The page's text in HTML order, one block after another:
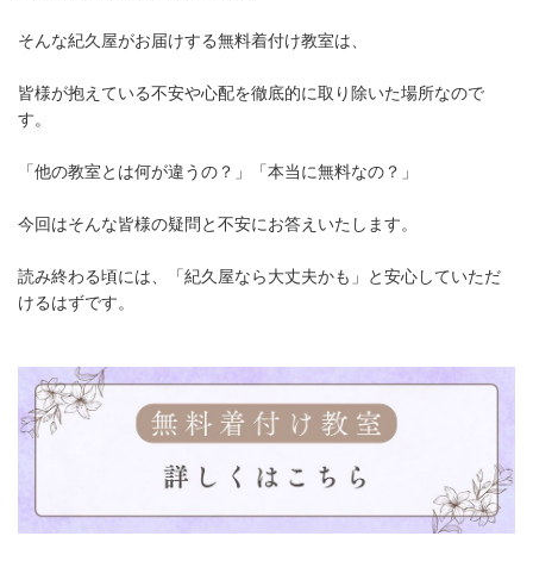
そんな紀久屋がお届けする無料着付け教室は、
皆様が抱えている不安や心配を徹底的に取り除いた場所なので
す。
「他の教室とは何が違うの？」「本当に無料なの？」
今回はそんな皆様の疑問と不安にお答えいたします。
読み終わる頃には、「紀久屋なら大丈夫かも」と安心していただ
けるはずです。